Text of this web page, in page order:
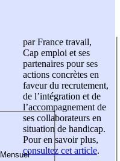
par France travail,
Cap emploi et ses
partenaires pour ses
actions concrètes en
faveur du recrutement,
de l’intégration et de
l’accompagnement de
ses collaborateurs en
situation de handicap.
Pour en savoir plus,
consultez cet article.